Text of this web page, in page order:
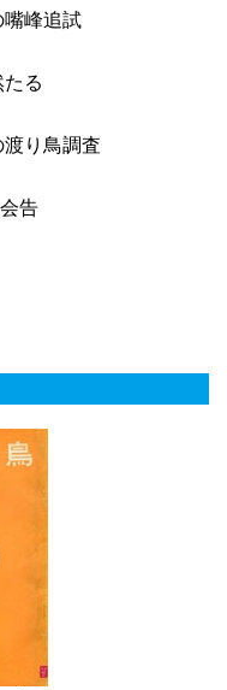
嘴峰追試
る
り鳥調査
告